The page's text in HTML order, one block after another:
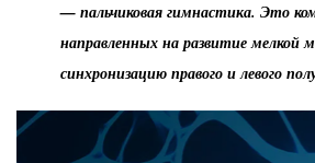
— пальчиковая гимнастика. Это
направленных на развитие
синхронизацию правого и левого